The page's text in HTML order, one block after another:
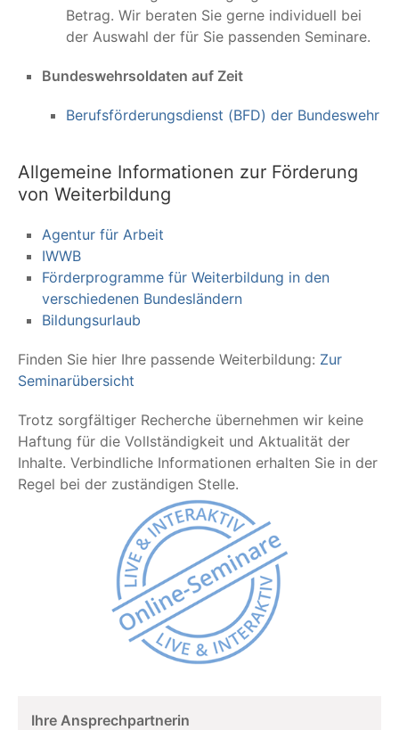
Betrag. Wir beraten Sie gerne individuell bei
der Auswahl der für Sie passenden Seminare.
Bundeswehrsoldaten auf Zeit
Berufsförderungsdienst (BFD) der Bundeswehr
Allgemeine Informationen zur Förderung
von Weiterbildung
Agentur für Arbeit
IWWB
Förderprogramme für Weiterbildung in den
verschiedenen Bundesländern
Bildungsurlaub
Finden Sie hier Ihre passende Weiterbildung: Zur
Seminarübersicht
Trotz sorgfältiger Recherche übernehmen wir keine
Haftung für die Vollständigkeit und Aktualität der
Inhalte. Verbindliche Informationen erhalten Sie in der
Regel bei der zuständigen Stelle.
Ihre Ansprechpartnerin